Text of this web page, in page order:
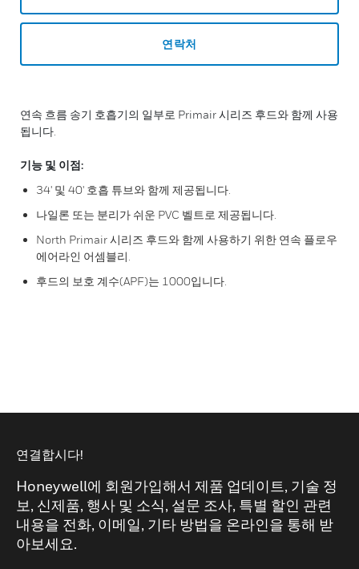
연락처
연속 흐름 송기 호흡기의 일부로 Primair 시리즈 후드와 함께 사용
됩니다.
기능 및 이점:
34' 및 40' 호흡 튜브와 함께 제공됩니다.
나일론 또는 분리가 쉬운 PVC 벨트로 제공됩니다.
North Primair 시리즈 후드와 함께 사용하기 위한 연속 플로우
에어라인 어셈블리.
후드의 보호 계수(APF)는 1000입니다.
연결합시다!
Honeywell에 회원가입해서 제품 업데이트, 기술 정
보, 신제품, 행사 및 소식, 설문 조사, 특별 할인 관련
내용을 전화, 이메일, 기타 방법을 온라인을 통해 받
아보세요.